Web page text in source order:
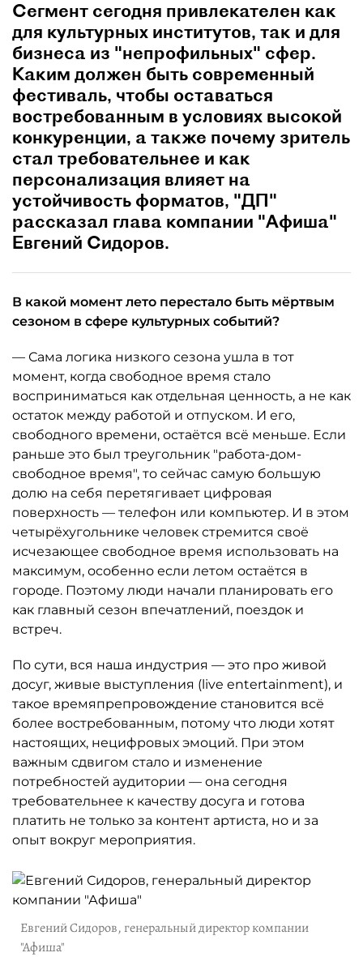
Сегмент сегодня привлекателен как
для культурных институтов, так и для
бизнеса из "непрофильных" сфер.
Каким должен быть современный
фестиваль, чтобы оставаться
востребованным в условиях высокой
конкуренции, а также почему зритель
стал требовательнее и как
персонализация влияет на
устойчивость форматов, "ДП"
рассказал глава компании "Афиша"
Евгений Сидоров.
В какой момент лето перестало быть мёртвым
сезоном в сфере культурных событий?
— Сама логика низкого сезона ушла в тот
момент, когда свободное время стало
восприниматься как отдельная ценность, а не как
остаток между работой и отпуском. И его,
свободного времени, остаётся всё меньше. Если
раньше это был треугольник "работа-дом-
свободное время", то сейчас самую большую
долю на себя перетягивает цифровая
поверхность — телефон или компьютер. И в этом
четырёхугольнике человек стремится своё
исчезающее свободное время использовать на
максимум, особенно если летом остаётся в
городе. Поэтому люди начали планировать его
как главный сезон впечатлений, поездок и
встреч.
По сути, вся наша индустрия — это про живой
досуг, живые выступления (live entertainment), и
такое времяпрепровождение становится всё
более востребованным, потому что люди хотят
настоящих, нецифровых эмоций. При этом
важным сдвигом стало и изменение
потребностей аудитории — она сегодня
требовательнее к качеству досуга и готова
платить не только за контент артиста, но и за
опыт вокруг мероприятия.
Евгений Сидоров, генеральный директор компании
"Афиша"